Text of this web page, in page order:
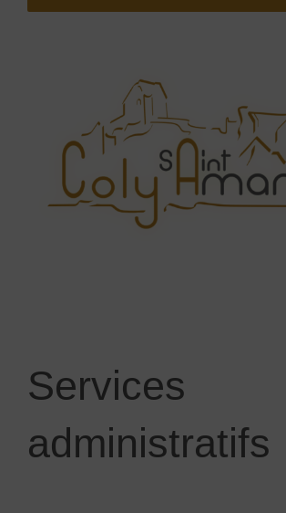
Services
administratifs